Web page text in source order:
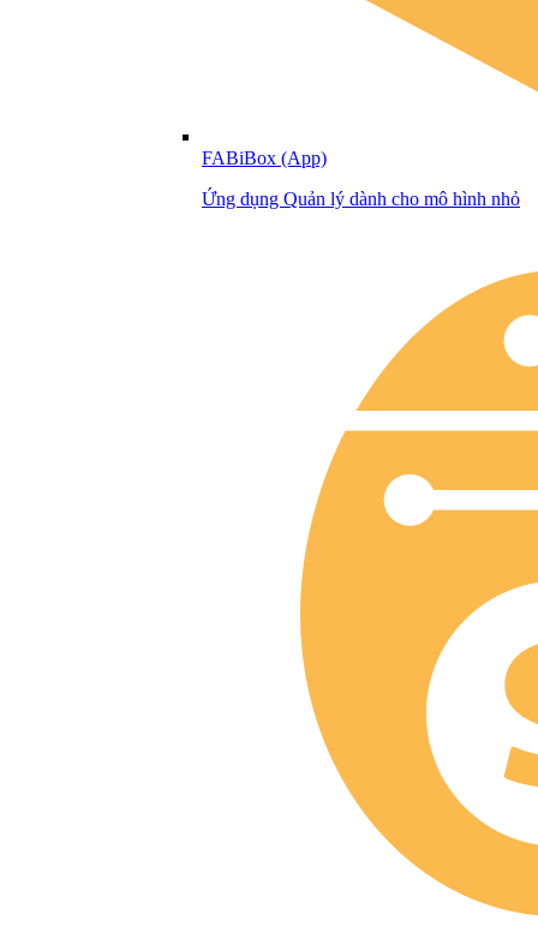
FABiBox (App)
Ứng dụng Quản lý dành cho mô hình nhỏ